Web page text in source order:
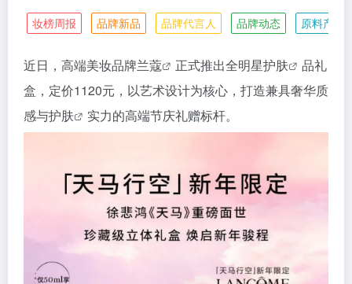
妆榜周报 品牌新品 品牌代言人 品牌动态 原料产业
近日，高端美妆品牌兰蔻 正式推出全明星护肤
品礼
盒，定价1120元，以艺术设计为核心，打造兼具奢华质
感与护肤 实力的高端节庆礼赠标杆。